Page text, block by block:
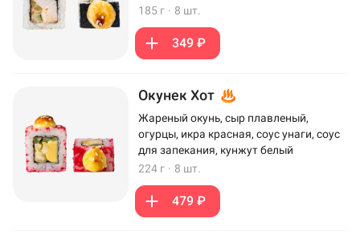
185 г · 8 шт.
349 ₽
Окунек Хот
Жареный окунь, сыр плавленый,
огурцы, икра красная, соус унаги, соус
для запекания, кунжут белый
224 г · 8 шт.
479 ₽